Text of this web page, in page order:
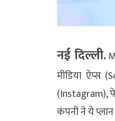
नई दिल्ली.
मीडिया ऐप्स
(Instagram),
कंपनी ने ये